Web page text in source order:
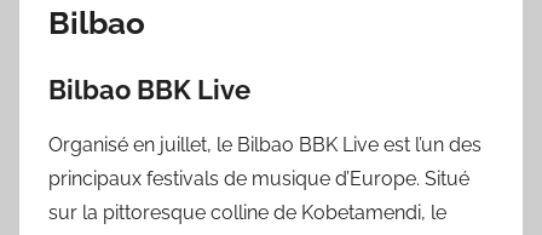
Bilbao
Bilbao BBK Live
Organisé en juillet, le Bilbao BBK Live est l’un des
principaux festivals de musique d’Europe. Situé
sur la pittoresque colline de Kobetamendi, le